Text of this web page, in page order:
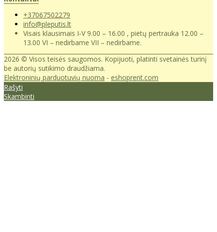
+37067502279
info@pleputis.lt
Visais klausimais I-V 9.00 – 16.00 , pietų pertrauka 12.00 –
13.00 VI – nedirbame VII – nedirbame.
2026 © Visos teisės saugomos. Kopijuoti, platinti svetainės turinį
be autorių sutikimo draudžiama.
Elektroninių parduotuvių nuoma - eshoprent.com
Rašyti
Skambinti